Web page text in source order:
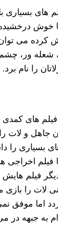
های بسیاری
خوش
کرده می
شعله ور،
را نام برد.
های کمدی
جاهل و لات
بسیاری را
اخراجی
دیگر فیلم
لات را
اما موفق
به جبهه در